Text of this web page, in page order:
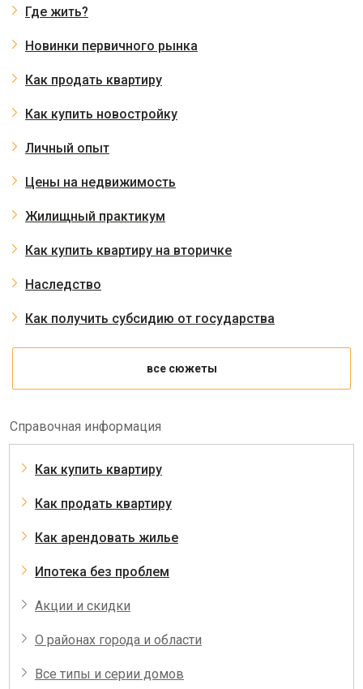
Где жить?
Новинки первичного рынка
Как продать квартиру
Как купить новостройку
Личный опыт
Цены на недвижимость
Жилищный практикум
Как купить квартиру на вторичке
Наследство
Как получить субсидию от государства
все сюжеты
Справочная информация
Как купить квартиру
Как продать квартиру
Как арендовать жилье
Ипотека без проблем
Акции и скидки
О районах города и области
Все типы и серии домов